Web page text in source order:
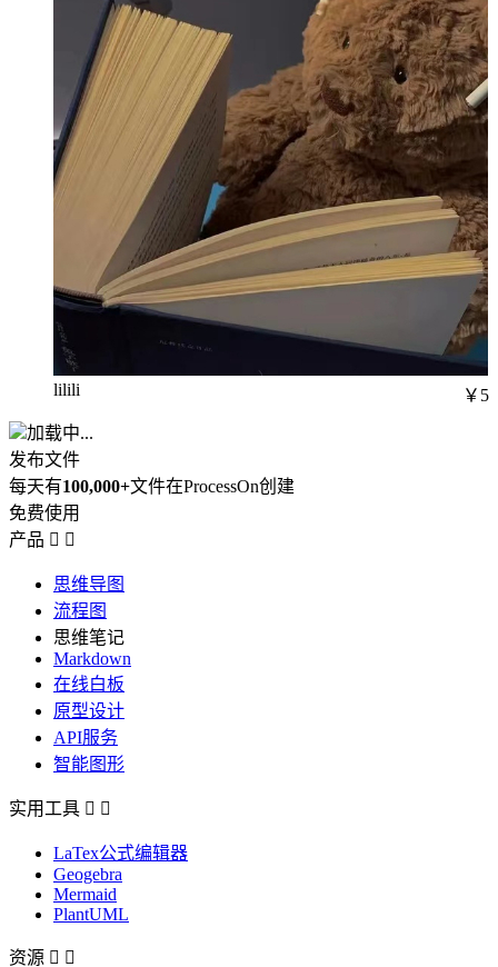
lilili
￥5
加载中...
发布文件
每天有100,000+文件在ProcessOn创建
免费使用
产品  
思维导图
流程图
思维笔记
Markdown
在线白板
原型设计
API服务
智能图形
实用工具  
LaTex公式编辑器
Geogebra
Mermaid
PlantUML
资源  